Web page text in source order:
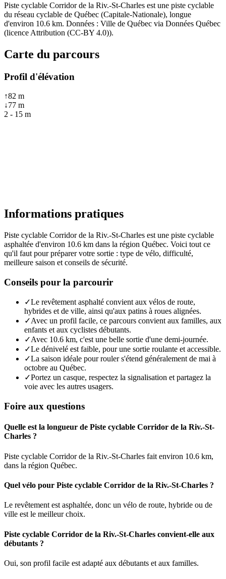
Piste cyclable Corridor de la Riv.-St-Charles est une piste cyclable
du réseau cyclable de Québec (Capitale-Nationale), longue
d'environ 10.6 km. Données : Ville de Québec via Données Québec
(licence Attribution (CC-BY 4.0)).
Carte du parcours
Profil d'élévation
↑82 m
↓77 m
2 - 15 m
Informations pratiques
Piste cyclable Corridor de la Riv.-St-Charles est une piste cyclable
asphaltée d'environ 10.6 km dans la région Québec. Voici tout ce
qu'il faut pour préparer votre sortie : type de vélo, difficulté,
meilleure saison et conseils de sécurité.
Conseils pour la parcourir
✓Le revêtement asphalté convient aux vélos de route,
hybrides et de ville, ainsi qu'aux patins à roues alignées.
✓Avec un profil facile, ce parcours convient aux familles, aux
enfants et aux cyclistes débutants.
✓Avec 10.6 km, c'est une belle sortie d'une demi-journée.
✓Le dénivelé est faible, pour une sortie roulante et accessible.
✓La saison idéale pour rouler s'étend généralement de mai à
octobre au Québec.
✓Portez un casque, respectez la signalisation et partagez la
voie avec les autres usagers.
Foire aux questions
Quelle est la longueur de Piste cyclable Corridor de la Riv.-St-
Charles ?
Piste cyclable Corridor de la Riv.-St-Charles fait environ 10.6 km,
dans la région Québec.
Quel vélo pour Piste cyclable Corridor de la Riv.-St-Charles ?
Le revêtement est asphaltée, donc un vélo de route, hybride ou de
ville est le meilleur choix.
Piste cyclable Corridor de la Riv.-St-Charles convient-elle aux
débutants ?
Oui, son profil facile est adapté aux débutants et aux familles.